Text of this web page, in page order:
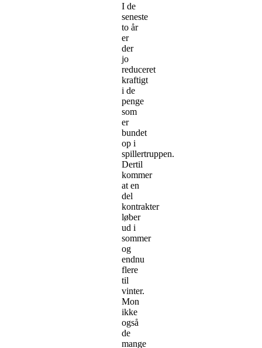
I de
seneste
to år
er
der
jo
reduceret
kraftigt
i de
penge
som
er
bundet
op i
spillertruppen.
Dertil
kommer
at en
del
kontrakter
løber
ud i
sommer
og
endnu
flere
til
vinter.
Mon
ikke
også
de
mange